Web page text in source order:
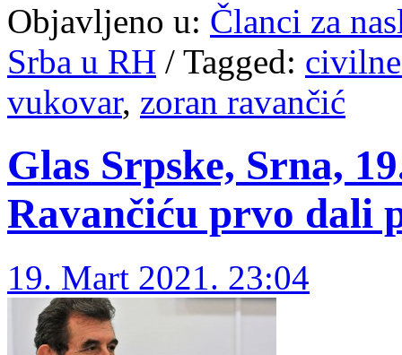
Objavljeno u: Članci za
Srba u RH / Tagged:
vukovar, zoran ravančić
Glas Srpske, Srna,
Ravančiću prvo dali
19. Mart 2021. 23:04